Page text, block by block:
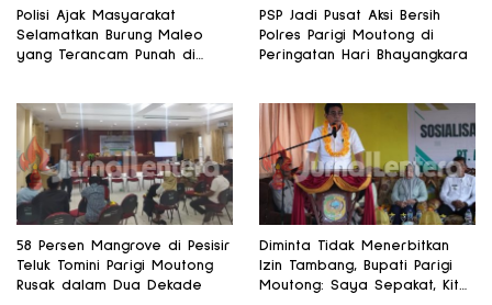
Polisi Ajak Masyarakat
Selamatkan Burung Maleo
yang Terancam Punah di
PSP Jadi Pusat Aksi Bersih
Polres Parigi Moutong di
Peringatan Hari Bhayangkara
58 Persen Mangrove di Pesisir
Teluk Tomini Parigi Moutong
Rusak dalam Dua Dekade
Diminta Tidak Menerbitkan
Izin Tambang, Bupati Parigi
Moutong: Saya Sepakat, Kita